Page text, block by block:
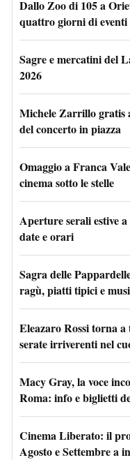
Dallo Zoo di 105 a
quattro giorni di
Sagre e mercatini del
2026
Michele Zarrillo gratis
del concerto in piazza
Omaggio a Franca
cinema sotto le stelle
Aperture serali estive
date e orari
Sagra delle
ragù, piatti tipici e
Eleazaro Rossi torna
serate irriverenti nel
Macy Gray, la voce
Roma: info e biglietti
Cinema Liberato: il
Agosto e Settembre a